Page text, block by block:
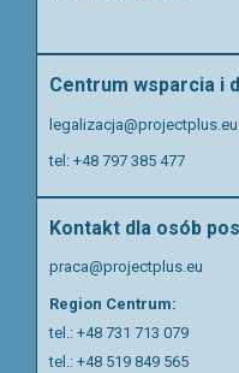
Centrum wsparcia i
legalizacja@projectplus.eu
tel: +48 797 385 477
Kontakt dla osób
praca@projectplus.eu
Region Centrum:
tel.: +48 731 713 079
tel.: +48 519 849 565